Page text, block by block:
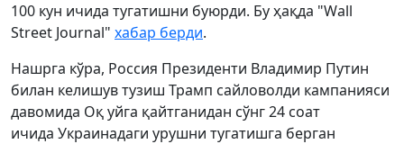
100 кун ичида тугатишни буюрди. Бу ҳақда "Wall
Street Journal" хабар берди.
Нашрга кўра, Россия Президенти Владимир Путин
билан келишув тузиш Трамп сайловолди кампанияси
давомида Оқ уйга қайтганидан сўнг 24 соат
ичида Украинадаги урушни тугатишга берган